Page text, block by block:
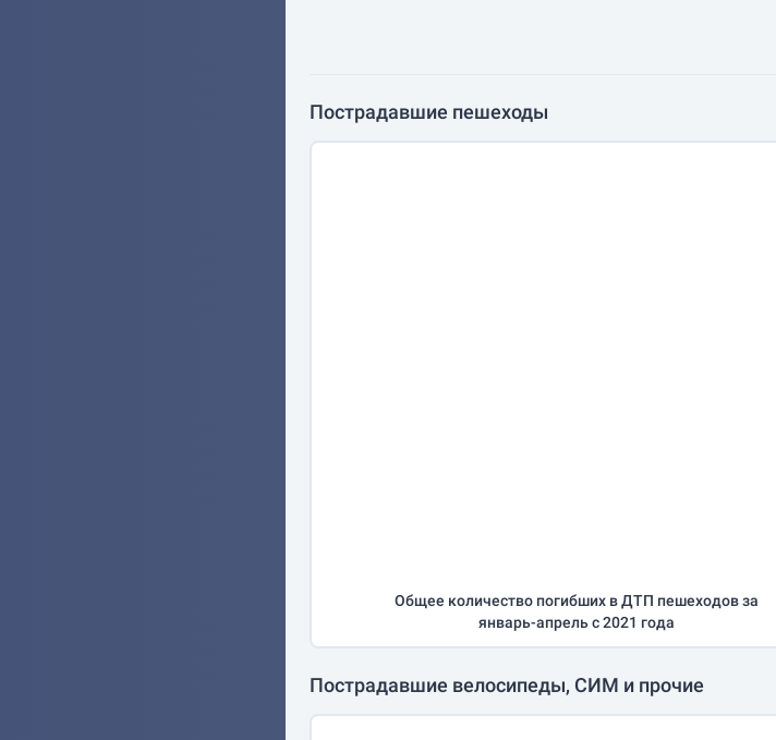
Пострадавшие пешеходы
Общее количество погибших в ДТП пешеходов за
январь-апрельс 2021 года
Пострадавшие велосипеды, СИМ и прочие